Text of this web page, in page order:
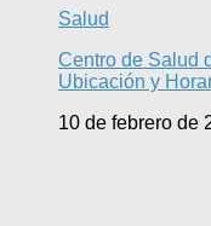
Salud
Centro de Salud
Ubicación y
10 de febrero de